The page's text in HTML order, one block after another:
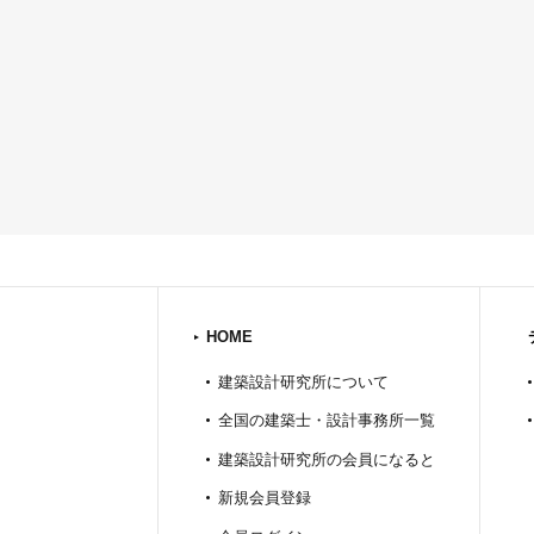
HOME
建築設計研究所について
全国の建築士・設計事務所一覧
建築設計研究所の会員になると
新規会員登録